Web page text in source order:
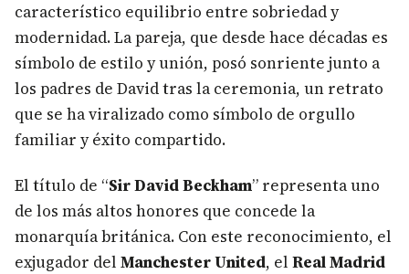
característico equilibrio entre sobriedad y
modernidad. La pareja, que desde hace décadas es
símbolo de estilo y unión, posó sonriente junto a
los padres de David tras la ceremonia, un retrato
que se ha viralizado como símbolo de orgullo
familiar y éxito compartido.
El título de “Sir David Beckham” representa uno
de los más altos honores que concede la
monarquía británica. Con este reconocimiento, el
exjugador del Manchester United, el Real Madrid